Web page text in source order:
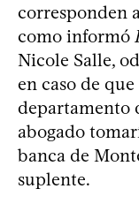
corresponden
como informó
Nicole Salle,
en caso de
departamento
abogado
banca de
suplente.